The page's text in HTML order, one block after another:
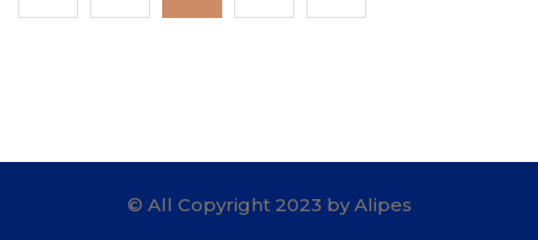
© All Copyright 2023 by Alipes